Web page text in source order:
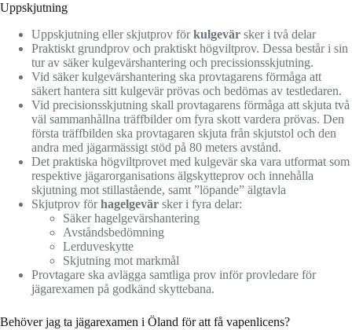
Uppskjutning
Uppskjutning eller skjutprov förkulgevär sker i två delar
Praktiskt grundprov och praktiskt högviltprov. Dessa består i sin
tur av säker kulgevärshantering och precissionsskjutning.
Vid säker kulgevärshantering ska provtagarens förmåga att
säkert hantera sitt kulgevär prövas och bedömas av testledaren.
Vid precisionsskjutning skall provtagarens förmåga att skjuta två
väl sammanhållna träffbilder om fyra skott vardera prövas. Den
första träffbilden ska provtagaren skjuta från skjutstol och den
andra med jägarmässigt stöd på 80 meters avstånd.
Det praktiska högviltprovet med kulgevär ska vara utformat som
respektive jägarorganisations älgskytteprov och innehålla
skjutning mot stillastående, samt ”löpande” älgtavla
Skjutprov förhagelgevär sker i fyra delar:
Säker hagelgevärshantering
Avståndsbedömning
Lerduveskytte
Skjutning mot markmål
Provtagare ska avlägga samtliga prov inför provledare för
jägarexamen på godkänd skyttebana.
Behöver jag ta jägarexamen i Öland för att få vapenlicens?